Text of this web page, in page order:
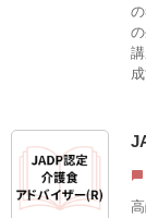
chat_bubble